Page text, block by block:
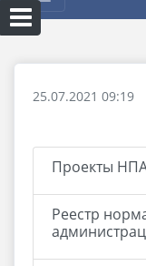
25.07.2021 09:19
Проекты
Реестр